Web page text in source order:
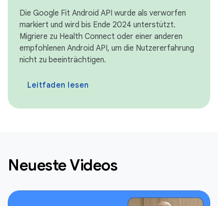
Die Google Fit Android API wurde als verworfen
markiert und wird bis Ende 2024 unterstützt.
Migriere zu Health Connect oder einer anderen
empfohlenen Android API, um die Nutzererfahrung
nicht zu beeinträchtigen.
Leitfaden lesen
Neueste Videos